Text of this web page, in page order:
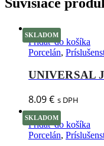
SKLADOM
Pridať do košíka
Porcelán,
UNIVERSAL
8.09€ s DPH
SKLADOM
Pridať do košíka
Porcelán,